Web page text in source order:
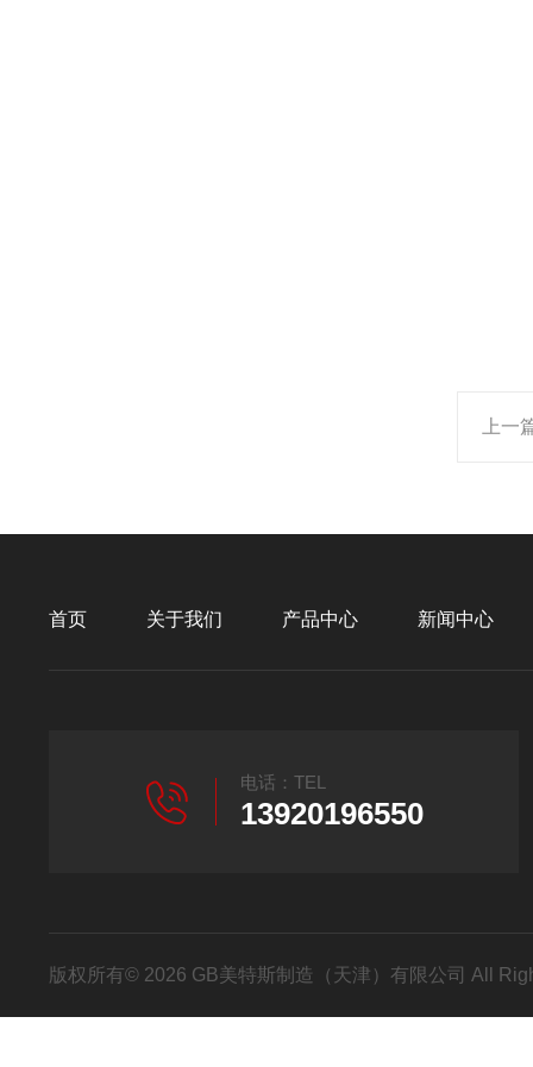
上一
首页 关于我们 产品中心 新闻中心
电话：TEL
13920196550
版权所有© 2026 GB美特斯制造（天津）有限公司 All